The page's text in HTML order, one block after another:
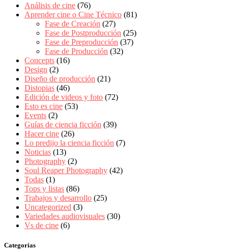
Análisis de cine (76)
Aprender cine o Cine Técnico (81)
Fase de Creación (27)
Fase de Postproducción (25)
Fase de Preproducción (37)
Fase de Producción (32)
Concepts (16)
Design (2)
Diseño de producción (21)
Distopias (46)
Edición de videos y foto (72)
Esto es cine (53)
Events (2)
Guías de ciencia ficción (39)
Hacer cine (26)
Lo predijo la ciencia ficción (7)
Noticias (13)
Photography (2)
Soul Reaper Photography (42)
Todas (1)
Tops y listas (86)
Trabajos y desarrollo (25)
Uncategorized (3)
Variedades audiovisuales (30)
Vs de cine (6)
Categorías